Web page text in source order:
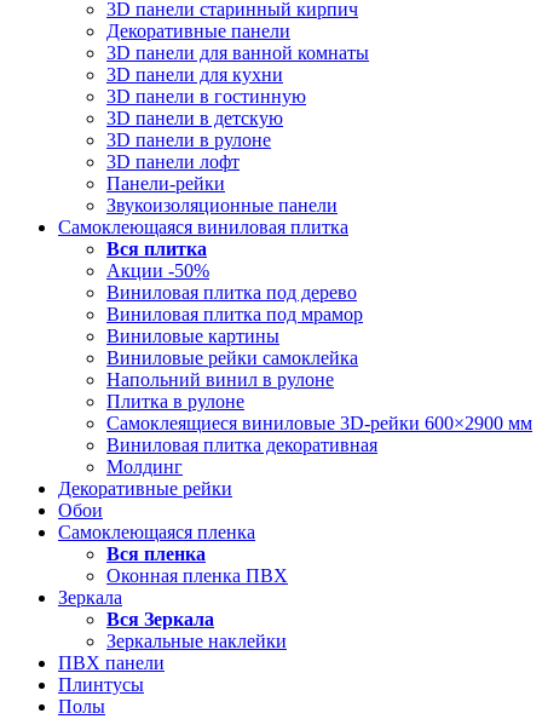
3D панели старинный кирпич
Декоративные панели
3D панели для ванной комнаты
3D панели для кухни
3D панели в гостинную
3D панели в детскую
3D панели в рулоне
3D панели лофт
Панели-рейки
Звукоизоляционные панели
Самоклеющаяся виниловая плитка
Вся плитка
Акции -50%
Виниловая плитка под дерево
Виниловая плитка под мрамор
Виниловые картины
Виниловые рейки самоклейка
Напольний винил в рулоне
Плитка в рулоне
Самоклеящиеся виниловые 3D‑рейки 600×2900 мм
Виниловая плитка декоративная
Молдинг
Декоративные рейки
Обои
Самоклеющаяся пленка
Вся пленка
Оконная пленка ПВХ
Зеркала
Вся Зеркала
Зеркальные наклейки
ПВХ панели
Плинтусы
Полы